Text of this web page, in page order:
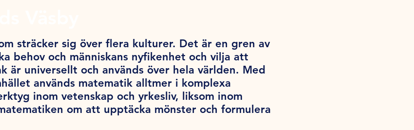
sträcker sig över flera kulturer. Det är en gren av
behov och människans nyfikenhet och vilja att
är universellt och används över hela världen. Med
används matematik alltmer i komplexa
inom vetenskap och yrkesliv, liksom inom
om att upptäcka mönster och formulera